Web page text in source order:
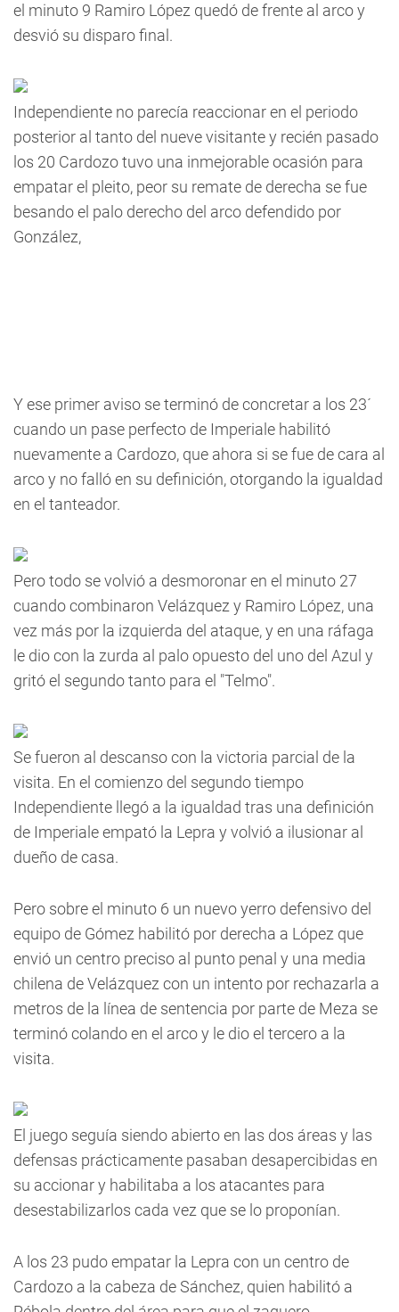
el minuto 9 Ramiro López quedó de frente al arco y
desvió su disparo final.
Independiente no parecía reaccionar en el periodo
posterior al tanto del nueve visitante y recién pasado
los 20 Cardozo tuvo una inmejorable ocasión para
empatar el pleito, peor su remate de derecha se fue
besando el palo derecho del arco defendido por
González,
Y ese primer aviso se terminó de concretar a los 23´
cuando un pase perfecto de Imperiale habilitó
nuevamente a Cardozo, que ahora si se fue de cara al
arco y no falló en su definición, otorgando la igualdad
en el tanteador.
Pero todo se volvió a desmoronar en el minuto 27
cuando combinaron Velázquez y Ramiro López, una
vez más por la izquierda del ataque, y en una ráfaga
le dio con la zurda al palo opuesto del uno del Azul y
gritó el segundo tanto para el "Telmo".
Se fueron al descanso con la victoria parcial de la
visita. En el comienzo del segundo tiempo
Independiente llegó a la igualdad tras una definición
de Imperiale empató la Lepra y volvió a ilusionar al
dueño de casa.
Pero sobre el minuto 6 un nuevo yerro defensivo del
equipo de Gómez habilitó por derecha a López que
envió un centro preciso al punto penal y una media
chilena de Velázquez con un intento por rechazarla a
metros de la línea de sentencia por parte de Meza se
terminó colando en el arco y le dio el tercero a la
visita.
El juego seguía siendo abierto en las dos áreas y las
defensas prácticamente pasaban desapercibidas en
su accionar y habilitaba a los atacantes para
desestabilizarlos cada vez que se lo proponían.
A los 23 pudo empatar la Lepra con un centro de
Cardozo a la cabeza de Sánchez, quien habilitó a